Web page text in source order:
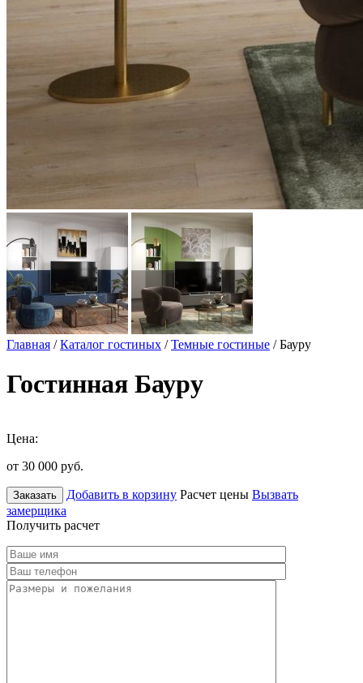
Главная /Каталог гостиных /Темные гостиные / Бауру
Гостинная Бауру
Цена:
от 30 000 руб.
Заказать Добавить в корзину Расчет цены Вызвать
замерщика
Получить расчет